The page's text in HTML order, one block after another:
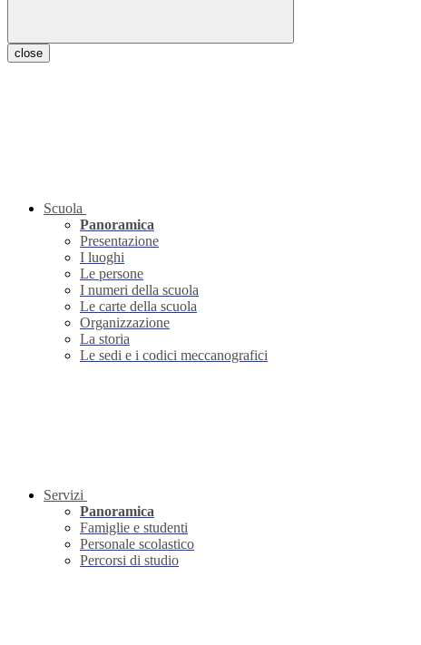
close
Scuola
Panoramica
Presentazione
I luoghi
Le persone
I numeri della scuola
Le carte della scuola
Organizzazione
La storia
Le sedi e i codici meccanografici
Servizi
Panoramica
Famiglie e studenti
Personale scolastico
Percorsi di studio